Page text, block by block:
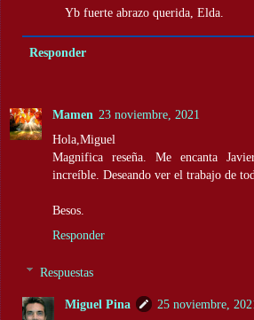
Yb fuerte abrazo querida, Elda.
Responder
Mamen 23 noviembre, 2021
Hola,Miguel
Magnifica reseña. Me encanta
increíble. Deseando ver el trabajo de
Besos.
Responder
Respuestas
Miguel Pina
25 noviembre,